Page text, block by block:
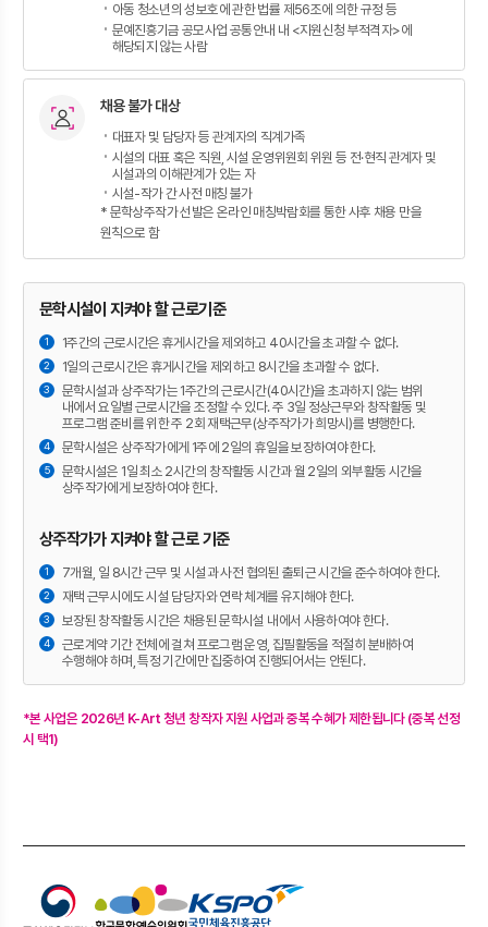
아동 청소년의 성보호에 관한 법률 제56조에 의한 규정 등
문예진흥기금 공모사업 공통안내 내 <지원신청 부적격자>에
해당되지 않는 사람
채용 불가 대상
대표자 및 담당자 등 관계자의 직계가족
시설의 대표 혹은 직원, 시설 운영위원회 위원 등 전·현직 관계자 및
시설과의 이해관계가 있는 자
시설-작가 간 사전 매칭 불가
* 문학상주작가 선발은 온라인 매칭박람회를 통한 사후 채용 만을
원칙으로 함
문학시설이 지켜야 할 근로기준
1주간의 근로시간은 휴게시간을 제외하고 40시간을 초과할 수 없다.
1일의 근로시간은 휴게시간을 제외하고 8시간을 초과할 수 없다.
문학시설과 상주작가는 1주간의 근로시간(40시간)을 초과하지 않는 범위
내에서 요일별 근로시간을 조정할 수 있다. 주 3일 정상근무와 창작활동 및
프로그램 준비를 위한 주 2회 재택근무(상주작가가 희망시)를 병행한다.
문학시설은 상주작가에게 1주에 2일의 휴일을 보장하여야 한다.
문학시설은 1일 최소 2시간의 창작활동 시간과 월 2일의 외부활동 시간을
상주작가에게 보장하여야 한다.
상주작가가 지켜야 할 근로 기준
7개월, 일 8시간 근무 및 시설과 사전 협의된 출퇴근 시간을 준수하여야 한다.
재택 근무시에도 시설 담당자와 연락 체계를 유지해야 한다.
보장된 창작활동 시간은 채용된 문학시설 내에서 사용하여야 한다.
근로계약 기간 전체에 걸쳐 프로그램 운영, 집필활동을 적절히 분배하여
수행해야 하며, 특정 기간에만 집중하여 진행되어서는 안된다.
*본 사업은 2026년 K-Art 청년 창작자 지원 사업과 중복 수혜가 제한됩니다 (중복 선정
시 택1)